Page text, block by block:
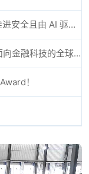
eSign.AI × Antelope International｜推进安全且由 AI 驱动的数字化工作流
eSign.AI × Alibaba Cloud｜携手强化面向金融科技的全球数字信任
！